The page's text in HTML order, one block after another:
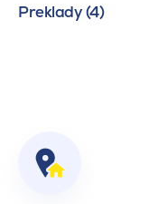
Preklady (4)